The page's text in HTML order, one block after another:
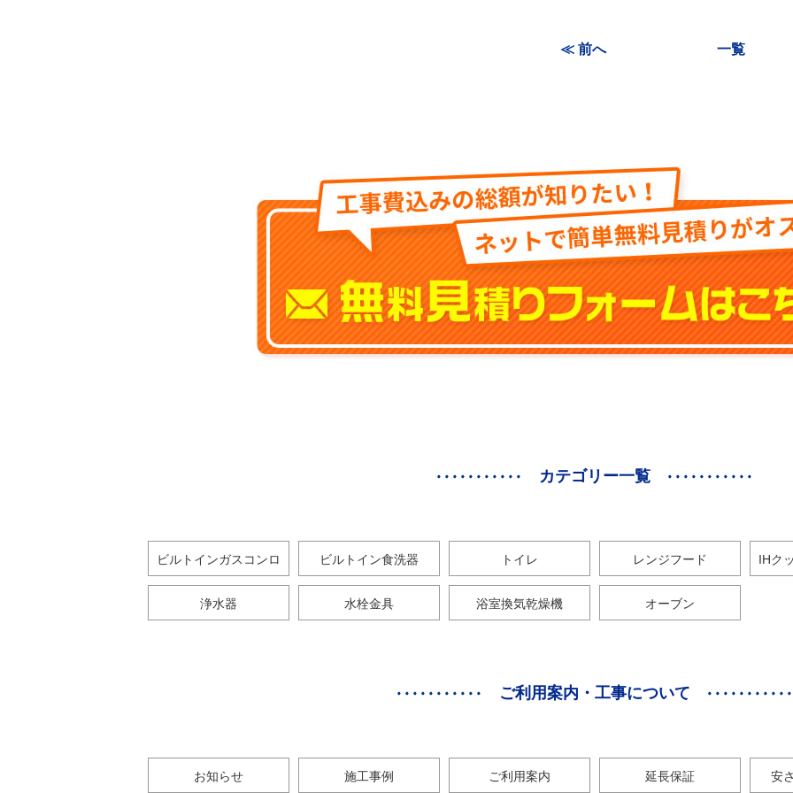
≪ 前へ 一覧
カテゴリー一覧
ビルトインガスコンロ ビルトイン食洗器 トイレ レンジフード IHク
浄水器 水栓金具 浴室換気乾燥機 オーブン
ご利用案内・工事について
お知らせ 施工事例 ご利用案内 延長保証 安